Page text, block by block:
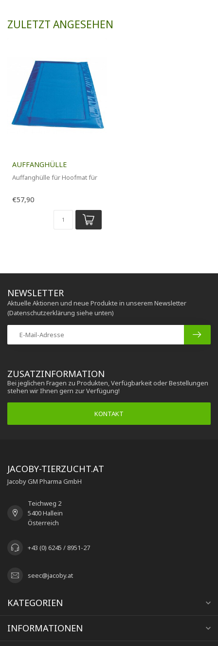
ZULETZT ANGESEHEN
AUFFANGHÜLLE
Auffanghülle für Hoofmat für
€57,90
ZUSATZINFORMATION
Bei jeglichen Fragen zu Produkten, Verfügbarkeit oder Bestellungen
stehen wir Ihnen gern zur Verfügung!
KONTAKT
NEWSLETTER
Aktuelle Aktionen und neue Produkte in unserem Newsletter
(Datenschutzerklärung siehe unten)
JACOBY-TIERZUCHT.AT
Jacoby GM Pharma GmbH
Teichweg 2
5400 Hallein
Österreich
+43 (0) 6245 / 8951-27
seec@jacoby.at
KATEGORIEN
INFORMATIONEN